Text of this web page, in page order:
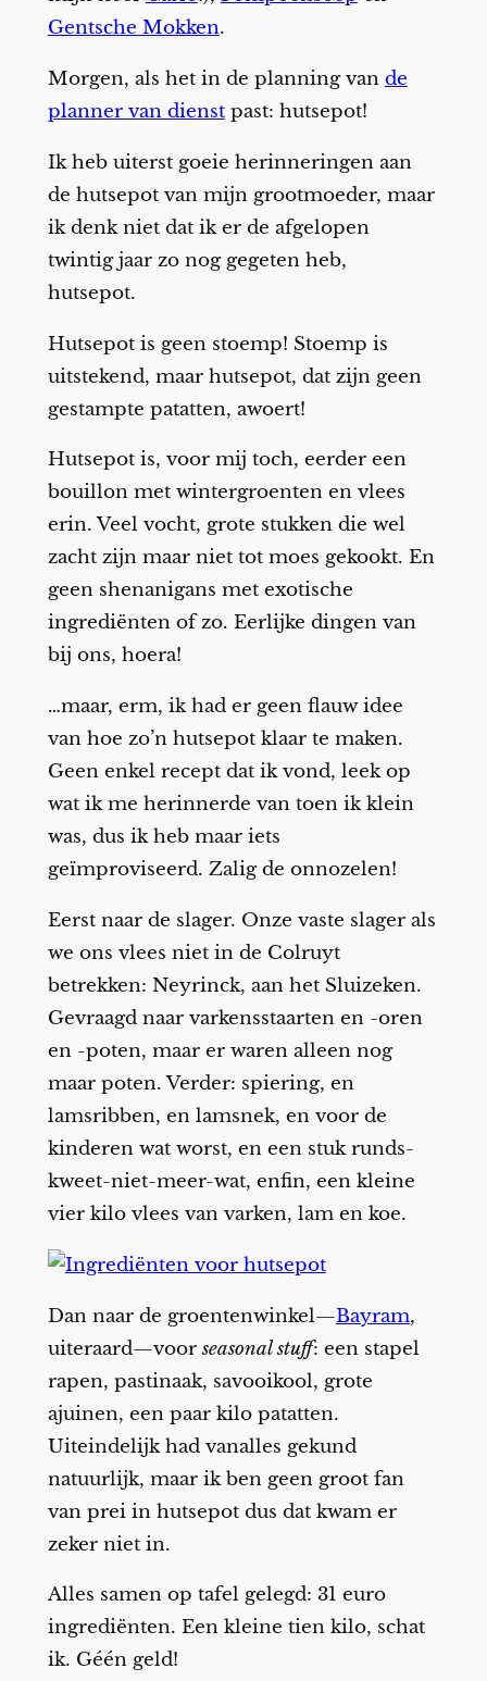
Gentsche Mokken.
Morgen, als het in de planning van de
planner van dienstpast: hutsepot!
Ik heb uiterst goeie herinneringen aan
de hutsepot van mijn grootmoeder, maar
ik denk niet dat ik er de afgelopen
twintig jaar zo nog gegeten heb,
hutsepot.
Hutsepot is geen stoemp! Stoemp is
uitstekend, maar hutsepot, dat zijn geen
gestampte patatten, awoert!
Hutsepot is, voor mij toch, eerder een
bouillon met wintergroenten en vlees
erin. Veel vocht, grote stukken die wel
zacht zijn maar niet tot moes gekookt. En
geen shenanigans met exotische
ingrediënten of zo. Eerlijke dingen van
bij ons, hoera!
…maar, erm, ik had er geen flauw idee
van hoe zo’n hutsepot klaar te maken.
Geen enkel recept dat ik vond, leek op
wat ik me herinnerde van toen ik klein
was, dus ik heb maar iets
geïmproviseerd. Zalig de onnozelen!
Eerst naar de slager. Onze vaste slager als
we ons vlees niet in de Colruyt
betrekken: Neyrinck, aan het Sluizeken.
Gevraagd naar varkensstaarten en -oren
en -poten, maar er waren alleen nog
maar poten. Verder: spiering, en
lamsribben, en lamsnek, en voor de
kinderen wat worst, en een stuk runds-
kweet-niet-meer-wat, enfin, een kleine
vier kilo vlees van varken, lam en koe.
Dan naar de groentenwinkel—Bayram,
uiteraard—voorseasonal stuff: een stapel
rapen, pastinaak, savooikool, grote
ajuinen, een paar kilo patatten.
Uiteindelijk had vanalles gekund
natuurlijk, maar ik ben geen groot fan
van prei in hutsepot dus dat kwam er
zeker niet in.
Alles samen op tafel gelegd: 31 euro
ingrediënten. Een kleine tien kilo, schat
ik. Géén geld!